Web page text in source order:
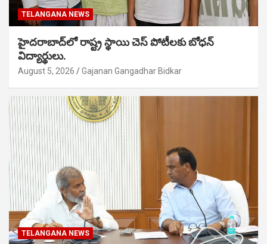
TELANGANA NEWS
హైదరాబాద్‌లో రాష్ట్ర స్థాయి చెస్ పోటీలకు బోధన్
విద్యార్థులు.
August 5, 2026 Gajanan Gangadhar Bidkar
TELANGANA NEWS